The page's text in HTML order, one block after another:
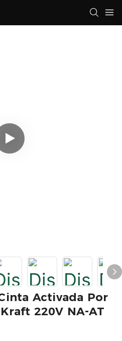
Activada Por
220V NA-AT